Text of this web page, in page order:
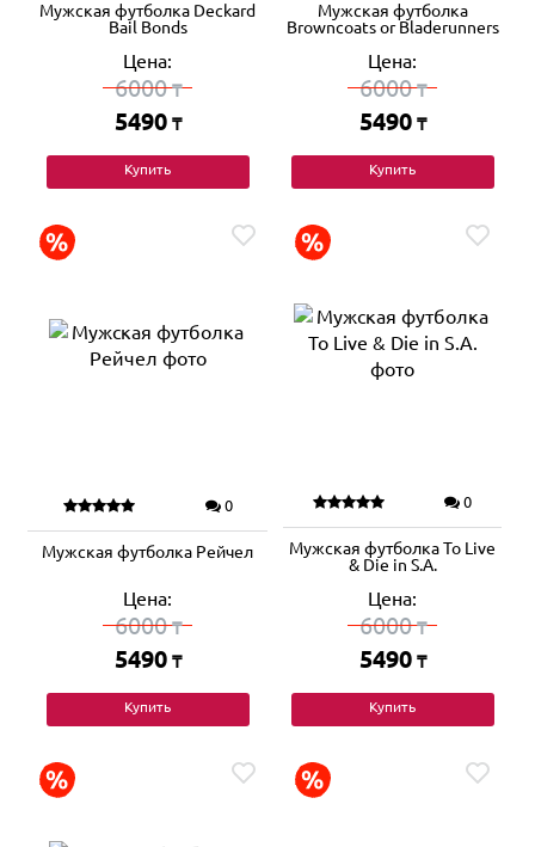
Мужская футболка Deckard
Bail Bonds
Цена:
6000₸
5490 ₸
Купить
Мужская футболка
Browncoats or Bladerunners
Цена:
6000₸
5490 ₸
Купить
0
Мужская футболка Рейчел
Цена:
6000₸
5490 ₸
Купить
0
Мужская футболка To Live
& Die in S.A.
Цена:
6000₸
5490 ₸
Купить